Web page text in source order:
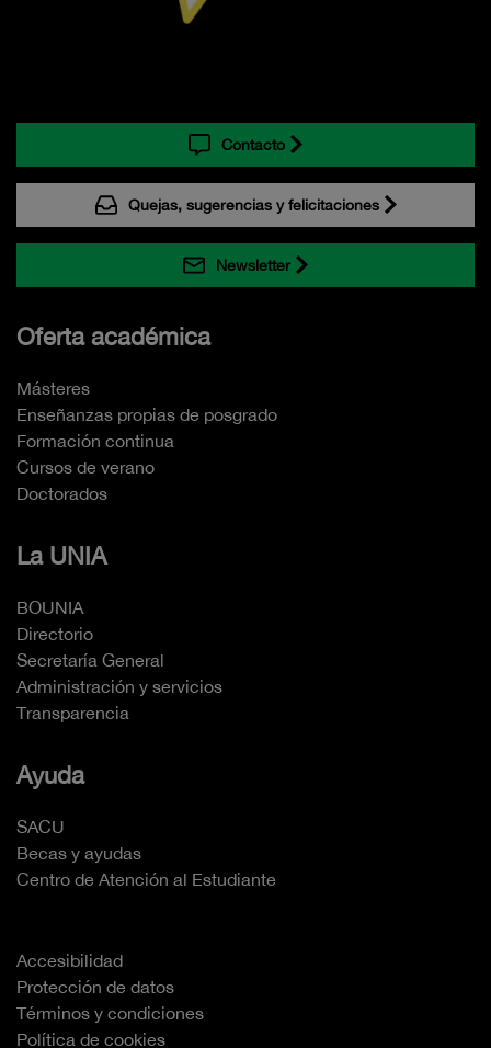
Contacto
Quejas, sugerencias y felicitaciones
Newsletter
Oferta académica
Másteres
Enseñanzas propias de posgrado
Formación continua
Cursos de verano
Doctorados
La UNIA
BOUNIA
Directorio
Secretaría General
Administración y servicios
Transparencia
Ayuda
SACU
Becas y ayudas
Centro de Atención al Estudiante
Accesibilidad
Protección de datos
Términos y condiciones
Política de cookies